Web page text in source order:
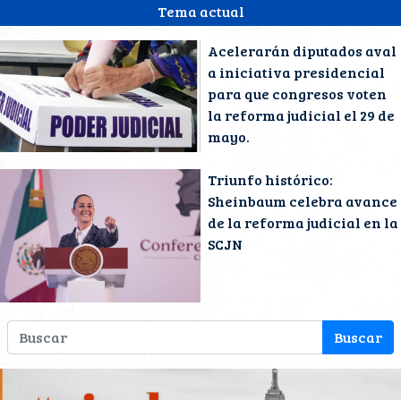
Tema actual
Acelerarán diputados aval
a iniciativa presidencial
para que congresos voten
la reforma judicial el 29 de
mayo.
Triunfo histórico:
Sheinbaum celebra avance
de la reforma judicial en la
SCJN